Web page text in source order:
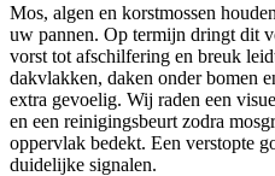
Mos, algen en korstmossen
uw pannen. Op termijn dringt dit
vorst tot afschilfering en breuk
dakvlakken, daken onder bomen
extra gevoelig. Wij raden een
en een reinigingsbeurt zodra
oppervlak bedekt. Een verstopte
duidelijke signalen.